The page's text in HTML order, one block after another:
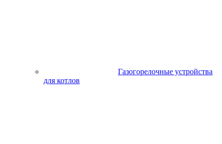
Газогорелочные устройства
для котлов